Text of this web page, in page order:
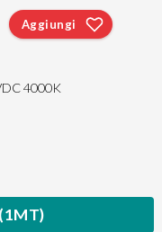
4000K
Aggiungi